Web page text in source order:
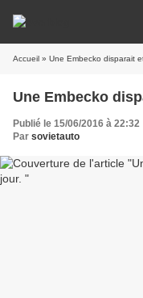
Accueil » Une Embecko disparait
Une Embecko
Publié le 15/06/2016 à 22:32
Par sovietauto